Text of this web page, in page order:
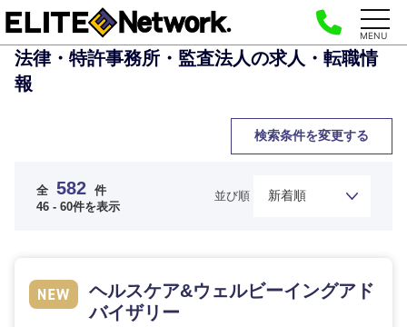
MENU
法律・特許事務所・監査法人の求人・転職情
報
検索条件を変更する
全 582 件
46 - 60件を表示
並び順
ヘルスケア&ウェルビーイングアド
バイザリー